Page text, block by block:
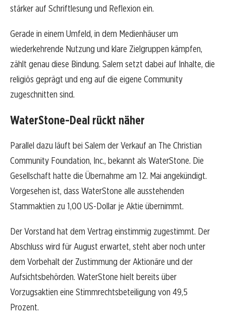
stärker auf Schriftlesung und Reflexion ein.
Gerade in einem Umfeld, in dem Medienhäuser um
wiederkehrende Nutzung und klare Zielgruppen kämpfen,
zählt genau diese Bindung. Salem setzt dabei auf Inhalte, die
religiös geprägt und eng auf die eigene Community
zugeschnitten sind.
WaterStone-Deal rückt näher
Parallel dazu läuft bei Salem der Verkauf an The Christian
Community Foundation, Inc., bekannt als WaterStone. Die
Gesellschaft hatte die Übernahme am 12. Mai angekündigt.
Vorgesehen ist, dass WaterStone alle ausstehenden
Stammaktien zu 1,00 US-Dollar je Aktie übernimmt.
Der Vorstand hat dem Vertrag einstimmig zugestimmt. Der
Abschluss wird für August erwartet, steht aber noch unter
dem Vorbehalt der Zustimmung der Aktionäre und der
Aufsichtsbehörden. WaterStone hielt bereits über
Vorzugsaktien eine Stimmrechtsbeteiligung von 49,5
Prozent.